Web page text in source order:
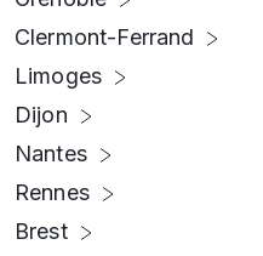
Clermont-Ferrand
Limoges
Dijon
Nantes
Rennes
Brest